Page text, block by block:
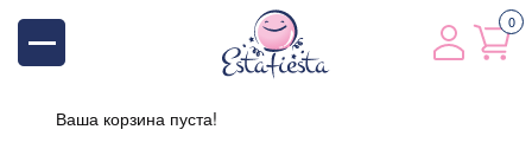
0
Ваша корзина пуста!